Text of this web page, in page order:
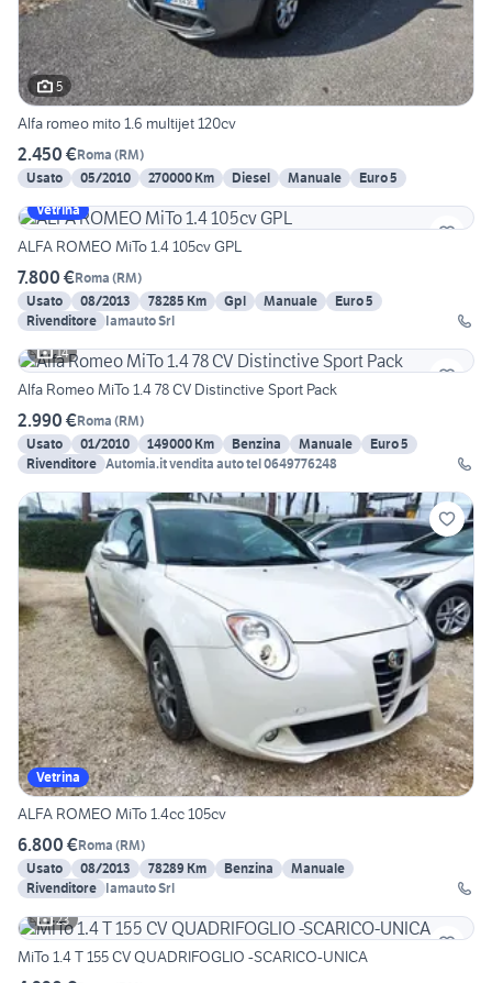
5
Alfa romeo mito 1.6 multijet 120cv
2.450 €Roma (RM)
Usato
05/2010 270000 Km Diesel Manuale
Euro 5
Vetrina
ALFA ROMEO MiTo 1.4 105cv GPL
7.800 €Roma (RM)
Usato
08/2013 78285 Km Gpl Manuale
Euro 5
Rivenditore Iamauto Srl
14
Alfa Romeo MiTo 1.4 78 CV Distinctive Sport Pack
2.990 €Roma (RM)
Usato
01/2010 149000 Km Benzina Manuale
Euro 5
Rivenditore Automia.it vendita auto tel 0649776248
Vetrina
ALFA ROMEO MiTo 1.4cc 105cv
6.800 €Roma (RM)
Usato
08/2013 78289 Km Benzina
Manuale
Rivenditore Iamauto Srl
23
MiTo 1.4 T 155 CV QUADRIFOGLIO -SCARICO-UNICA